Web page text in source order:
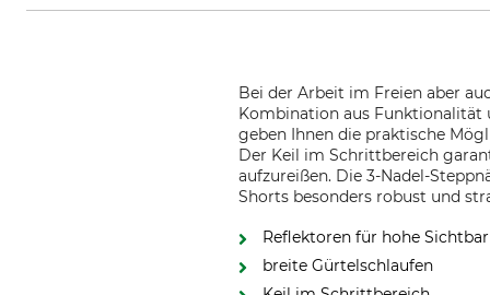
Bei der Arbeit im Freien aber
Kombination aus Funktionalität
geben Ihnen die praktische
Der Keil im Schrittbereich
aufzureißen. Die 3-Nadel-
Shorts besonders robust und
Reflektoren für hohe
breite Gürtelschlaufen